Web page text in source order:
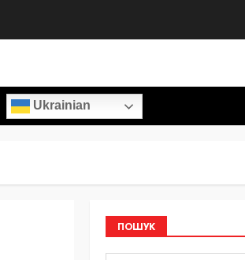
Ukrainian
ПОШУК